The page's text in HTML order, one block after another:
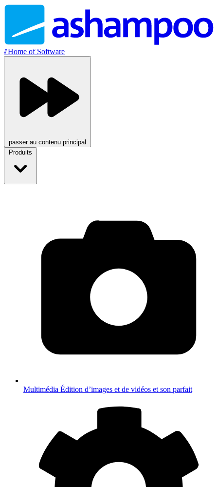
//Home of Software
passer au contenu principal
Produits
Multimédia Édition d’images et de vidéos et son parfait